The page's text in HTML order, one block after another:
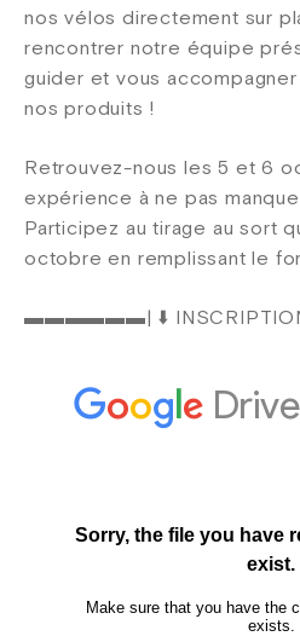
nos vélos directement sur
rencontrer notre équipe
guider et vous accompagner
nos produits !
Retrouvez-nous les 5 et 6
expérience à ne pas
Participez au tirage au sort
octobre en remplissant le
▬▬▬▬▬▬| ⬇️